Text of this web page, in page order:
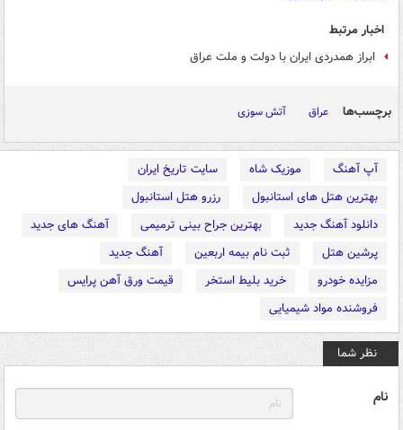
اخبار مرتبط
ابراز همدردی ایران با دولت و ملت عراق
برچسب‌ها عراق آتش سوزی
آپ آهنگ موزیک شاه
سایت تاریخ ایران
بهترین هتل های استانبول
رزرو هتل استانبول
دانلود آهنگ جدید
بهترین جراح بینی ترمیمی
آهنگ های جدید
پرشین هتل
ثبت نام بیمه اربعین
آهنگ جدید
مزایده خودرو
خرید بلیط استخر
قیمت ورق آهن پرایس
فروشنده مواد شیمیایی
نظر شما
نام